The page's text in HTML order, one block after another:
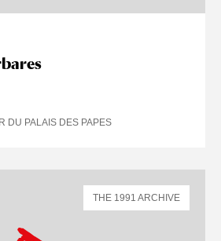
DU PALAIS DES PAPES
THE 1991 ARCHIVE